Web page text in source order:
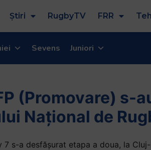
Știri RugbyTV FRR
Sevens Juniori
(Promovare) s-
Național de
s-a desfășurat etapa a doua, la